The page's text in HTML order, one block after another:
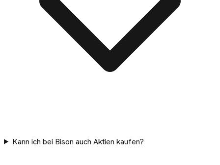
Kann ich bei Bison auch Aktien kaufen?